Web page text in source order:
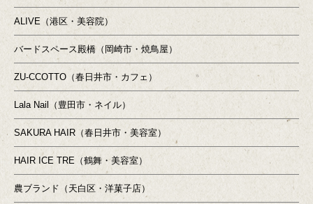
ALIVE（港区・美容院）
バードスペース殿橋（岡崎市・焼鳥屋）
ZU-CCOTTO（春日井市・カフェ）
Lala Nail（豊田市・ネイル）
SAKURA HAIR（春日井市・美容室）
HAIR ICE TRE（鶴舞・美容室）
農ブランド（天白区・洋菓子店）